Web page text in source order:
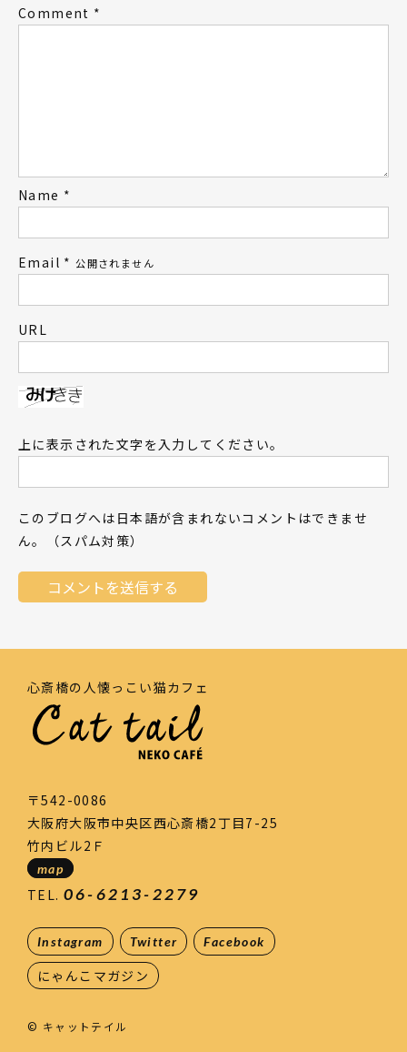
Comment *
Name *
Email * 公開されません
URL
上に表示された文字を入力してください。
このブログへは日本語が含まれないコメントはできませ
ん。（スパム対策）
心斎橋の人懐っこい猫カフェ
〒542-0086
大阪府大阪市中央区西心斎橋2丁目7-25
竹内ビル2Ｆ
map
TEL. 06-6213-2279
Instagram Twitter Facebook
にゃんこマガジン
© キャットテイル